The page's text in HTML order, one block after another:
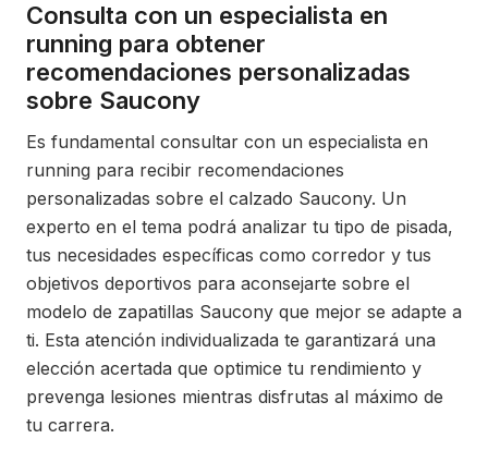
Consulta con un especialista en
running para obtener
recomendaciones personalizadas
sobre Saucony
Es fundamental consultar con un especialista en
running para recibir recomendaciones
personalizadas sobre el calzado Saucony. Un
experto en el tema podrá analizar tu tipo de pisada,
tus necesidades específicas como corredor y tus
objetivos deportivos para aconsejarte sobre el
modelo de zapatillas Saucony que mejor se adapte a
ti. Esta atención individualizada te garantizará una
elección acertada que optimice tu rendimiento y
prevenga lesiones mientras disfrutas al máximo de
tu carrera.